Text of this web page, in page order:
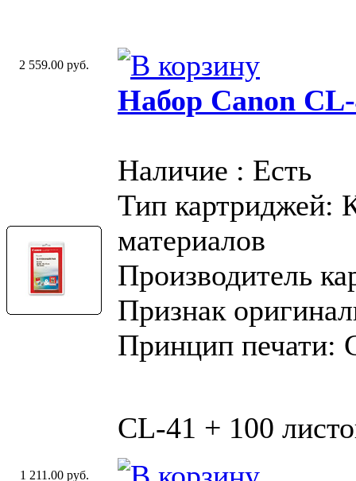
2 559.00 руб.
Набор Canon
Наличие : Есть
Тип картриджей:
материалов
Производитель
Признак
Принцип печати:
CL-41 + 100
1 211.00 руб.